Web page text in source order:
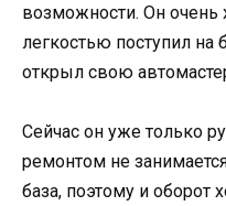
возможности. Он очень
легкостью поступил на
открыл свою
Сейчас он уже только
ремонтом не
база, поэтому и